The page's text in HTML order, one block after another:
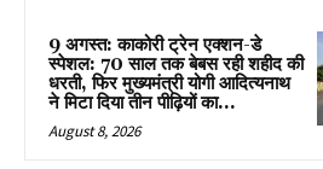
9 अगस्त: काकोरी ट्रेन एक्शन-डे
स्पेशल: 70 साल तक बेबस रही शहीद की
धरती, फिर मुख्यमंत्री योगी आदित्यनाथ
ने मिटा दिया तीन पीढ़ियों का...
August 8, 2026